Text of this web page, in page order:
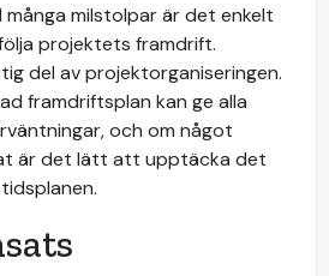
milstolpar är det enkelt
projektets framdrift.
del av projektorganiseringen.
framdriftsplan kan ge alla
och om något
är det lätt att upptäcka det